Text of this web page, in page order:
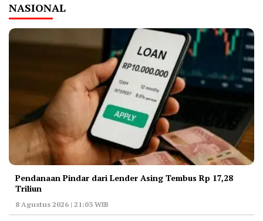
NASIONAL
Pendanaan Pindar dari Lender Asing Tembus Rp 17,28
Triliun
8 Agustus 2026 | 21:03 WIB